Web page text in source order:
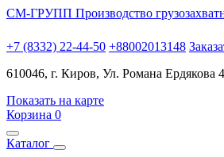
СМ-ГРУПП Производство
+7 (8332) 22-44-50 +88002013148
610046, г. Киров, Ул. Романа Ердякова
Показать на карте
Корзина 0
Каталог